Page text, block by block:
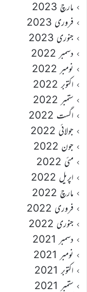
مارچ 2023
فروری 2023
جنوری 2023
دسمبر 2022
نومبر 2022
اکتوبر 2022
ستمبر 2022
اگست 2022
جولائی 2022
جون 2022
مئی 2022
اپریل 2022
مارچ 2022
فروری 2022
جنوری 2022
دسمبر 2021
نومبر 2021
اکتوبر 2021
ستمبر 2021